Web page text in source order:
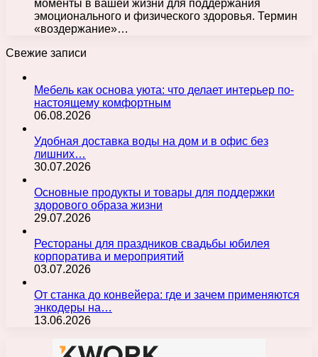
моменты в вашей жизни для поддержания
эмоционального и физического здоровья. Термин
«воздержание»…
Свежие записи
Мебель как основа уюта: что делает интерьер по-
настоящему комфортным
06.08.2026
Удобная доставка воды на дом и в офис без
лишних…
30.07.2026
Основные продукты и товары для поддержки
здорового образа жизни
29.07.2026
Рестораны для праздников свадьбы юбилея
корпоратива и мероприятий
03.07.2026
От станка до конвейера: где и зачем применяются
энкодеры на…
13.06.2026